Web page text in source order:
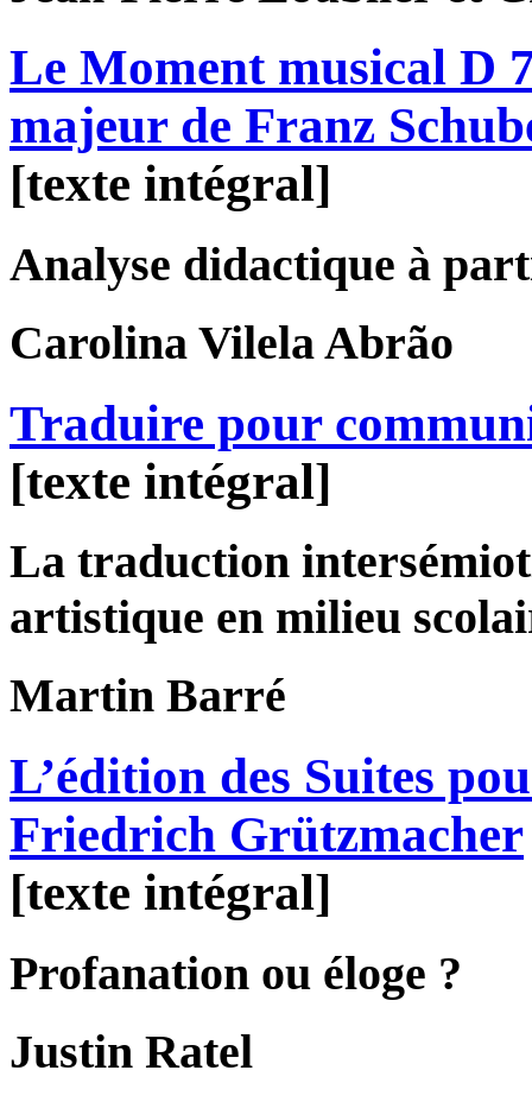
Le Moment musical D
majeur de Franz
[texte intégral]
Analyse didactique à
Carolina Vilela Abrão
Traduire pour
[texte intégral]
La traduction
artistique en milieu
Martin Barré
L’édition des Suites
Friedrich Grützmacher
[texte intégral]
Profanation ou éloge ?
Justin Ratel